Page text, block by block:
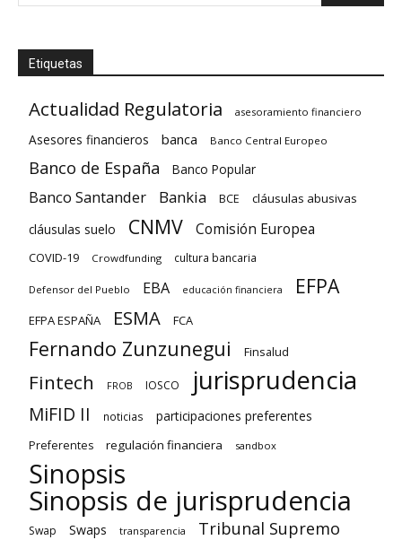
Etiquetas
Actualidad Regulatoria asesoramiento financiero
Asesores financieros banca Banco Central Europeo
Banco de España Banco Popular
Banco Santander Bankia BCE cláusulas abusivas
cláusulas suelo CNMV Comisión Europea
COVID-19 Crowdfunding cultura bancaria
Defensor del Pueblo EBA educación financiera EFPA
EFPA ESPAÑA ESMA FCA
Fernando Zunzunegui Finsalud
Fintech FROB IOSCO jurisprudencia
MiFID II noticias participaciones preferentes
Preferentes regulación financiera sandbox
Sinopsis
Sinopsis de jurisprudencia
Swap Swaps transparencia Tribunal Supremo